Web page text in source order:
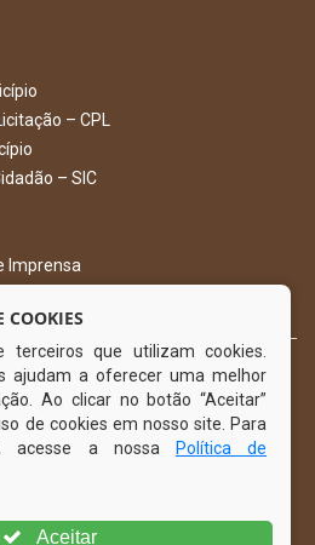
– CPL
– SIC
Imprensa
PAGE
COOKIES
terceiros que utilizam cookies.
ajudam a oferecer uma melhor
Ao clicar no botão “Aceitar”
de cookies em nosso site. Para
acesse a nossa
Política de
Aceitar